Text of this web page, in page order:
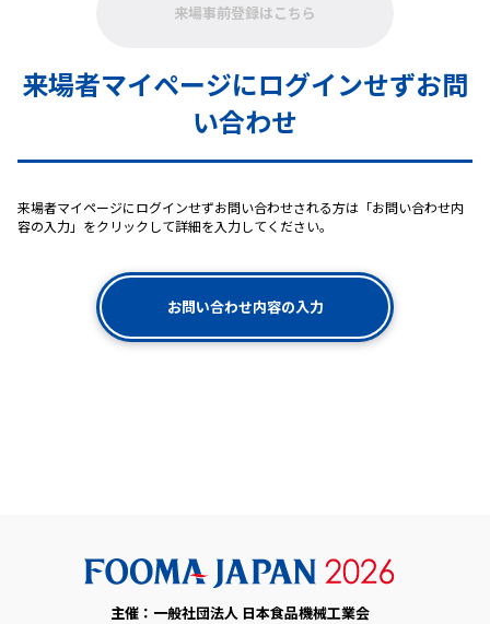
来場事前登録はこちら
来場者マイページにログインせずお問
い合わせ
来場者マイページにログインせずお問い合わせされる方は「お問い合わせ内
容の入力」をクリックして詳細を入力してください。
お問い合わせ内容の入力
主催：一般社団法人 日本食品機械工業会